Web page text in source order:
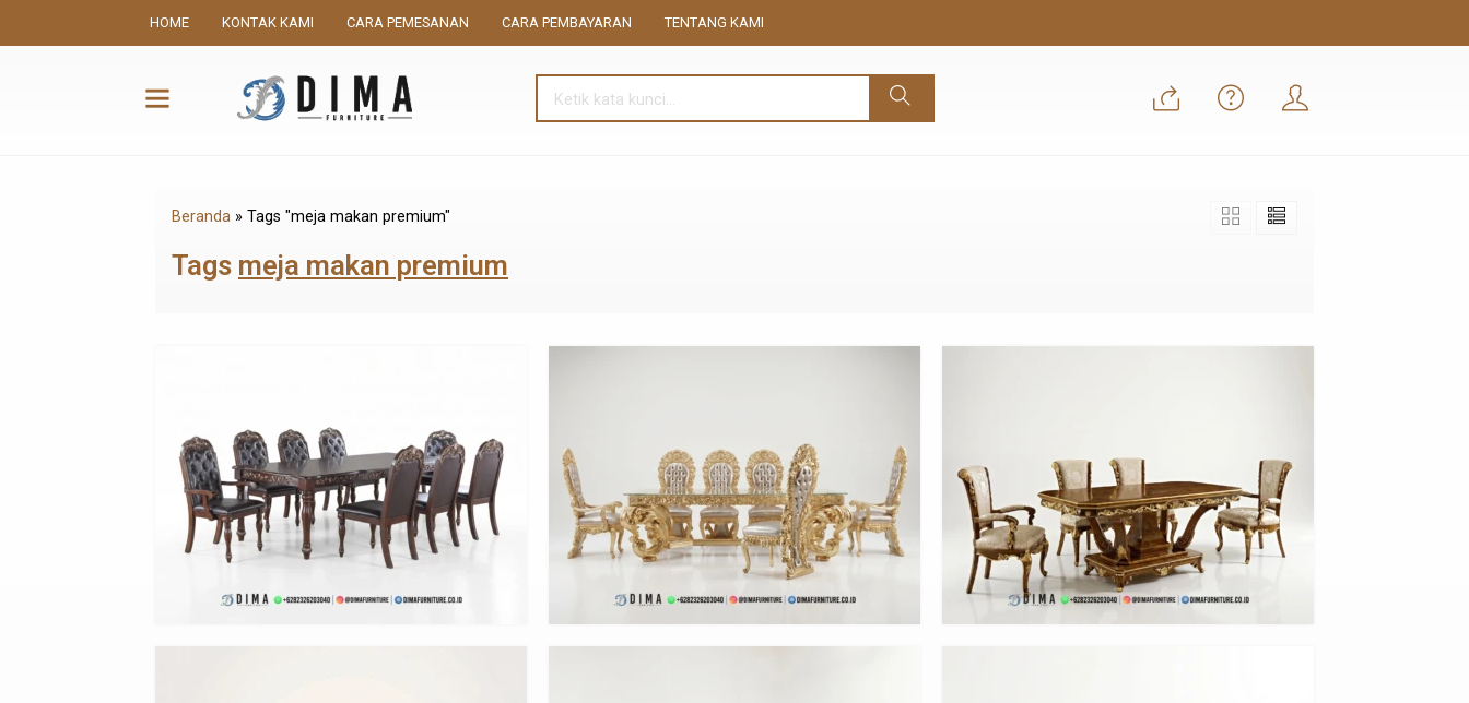
HOME KONTAK KAMI CARA PEMESANAN CARA PEMBAYARAN TENTANG KAMI
Beranda » Tags "meja makan premium"
Tags meja makan premium